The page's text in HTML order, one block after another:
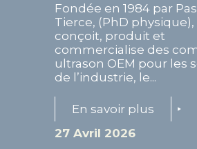
Fondée en 1984 par
Tierce, (PhD physique),
conçoit, produit et
commercialise des
ultrason OEM pour les
de l’industrie, le...
En savoir plus
27 Avril 2026